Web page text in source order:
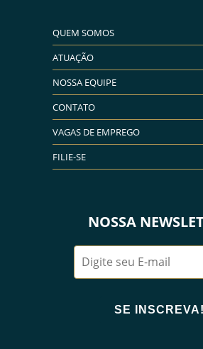
QUEM SOMOS
ATUAÇÃO
NOSSA EQUIPE
CONTATO
VAGAS DE EMPREGO
FILIE-SE
NOSSA